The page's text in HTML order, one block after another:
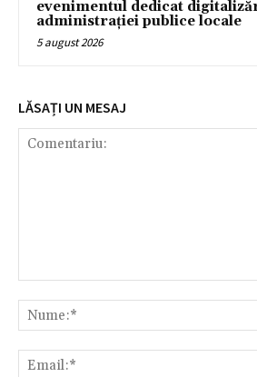
evenimentul dedicat
administrației publice locale
5 august 2026
LĂSAȚI UN MESAJ